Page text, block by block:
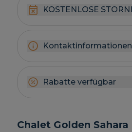
KOSTENLOSE
Kontaktinformationen
Rabatte verfügbar
Chalet Golden Sahara